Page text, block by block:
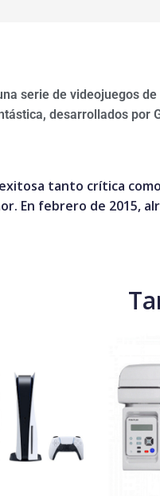
serie de videojuegos
desarrollados por
tanto crítica
En febrero de 2015,